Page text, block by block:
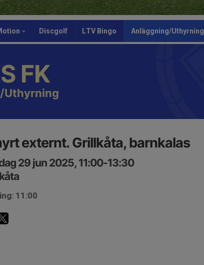
Discgolf LTV Bingo Anläggning/Uthyrning
FK
Uthyrning
externt. Grillkåta, barnkalas
29 jun 2025, 11:00-13:30
11:00